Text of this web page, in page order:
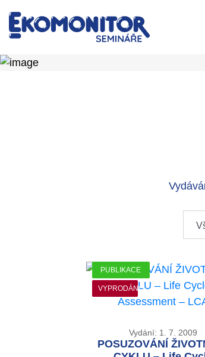
Typ
PUBLIKACE
VYPRODÁNO
Vydání: 1. 7. 2009
POSUZOVÁNÍ